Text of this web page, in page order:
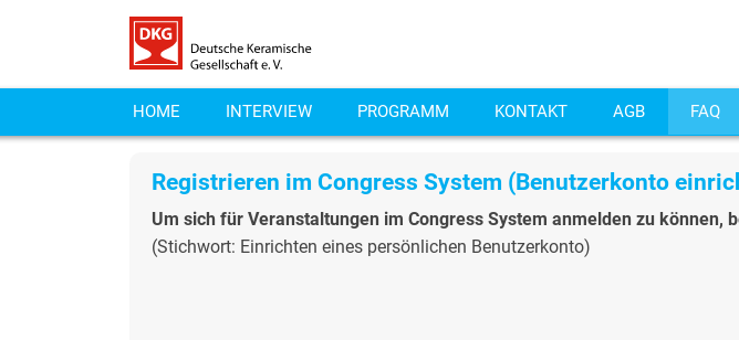
HOME INTERVIEW PROGRAMM KONTAKT AGB FAQ
Registrieren im Congress System (Benutzerkonto
Um sich für Veranstaltungen im Congress System anmelden zu
(Stichwort: Einrichten eines persönlichen Benutzerkonto)